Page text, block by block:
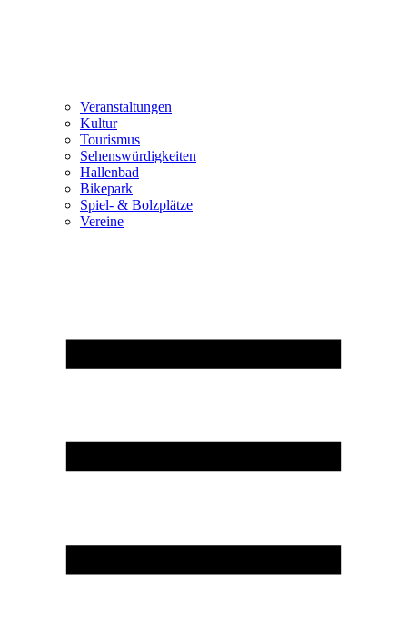
Veranstaltungen
Kultur
Tourismus
Sehenswürdigkeiten
Hallenbad
Bikepark
Spiel- & Bolzplätze
Vereine